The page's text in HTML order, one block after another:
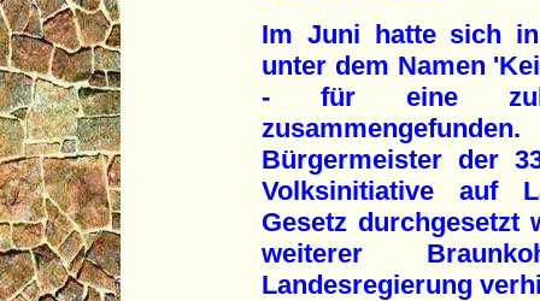
Im Juni hatte sich
unter dem Namen
- für eine
Bürgermeister der
Volksinitiative auf
Gesetz durchgesetzt
weiterer
Landesregierung